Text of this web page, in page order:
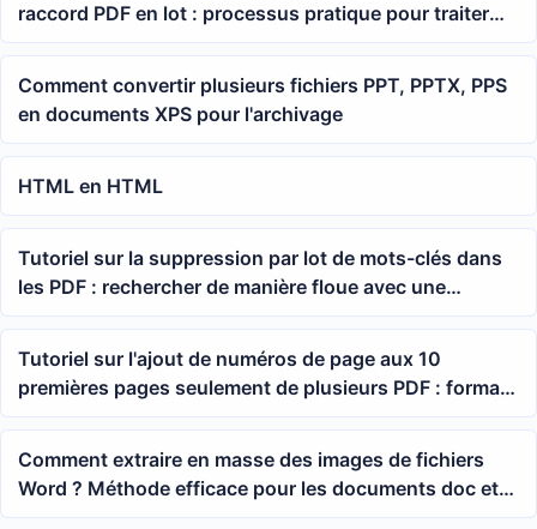
raccord PDF en lot : processus pratique pour traiter
plusieurs fichiers PDF à la fois
Comment convertir plusieurs fichiers PPT, PPTX, PPS
en documents XPS pour l'archivage
HTML en HTML
Tutoriel sur la suppression par lot de mots-clés dans
les PDF : rechercher de manière floue avec une
formule pour effacer en une seule fois les textes
correspondants dans plusieurs fichiers
Tutoriel sur l'ajout de numéros de page aux 10
premières pages seulement de plusieurs PDF : format,
position et plage de numéros
Comment extraire en masse des images de fichiers
Word ? Méthode efficace pour les documents doc et
docx